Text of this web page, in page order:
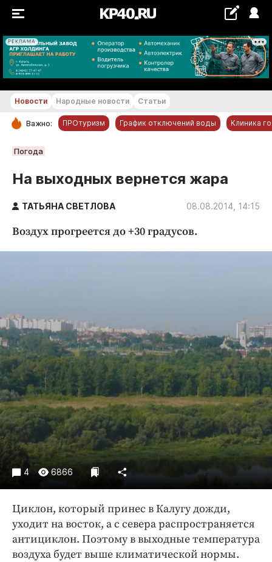
РЕКЛАМА
+16...+17 °С
РУБРИКИ
Новости компаний
Статьи
Народные новости
Недвижимость и ЖКХ
Образование
Общество
Погода
Праздники
Происшествия
Спорт
Экономика и бизнес
ПРОЕКТЫ
Блоги
Издания
Медиаперсона
Интересное чтиво
Новости Народные новости Статьи
Важно: ПРОтуризм График отключений воды Клиника
Погода
На выходных вернется жара
ТАТЬЯНА СВЕТЛОВА 08.08.2014, 14:15
Воздух прогреется до +30 градусов.
4 6866
Циклон, который принес в Калугу дожди,
уходит на восток, а с севера распространяется
антициклон. Поэтому в выходные температура
воздуха будет выше климатической нормы.